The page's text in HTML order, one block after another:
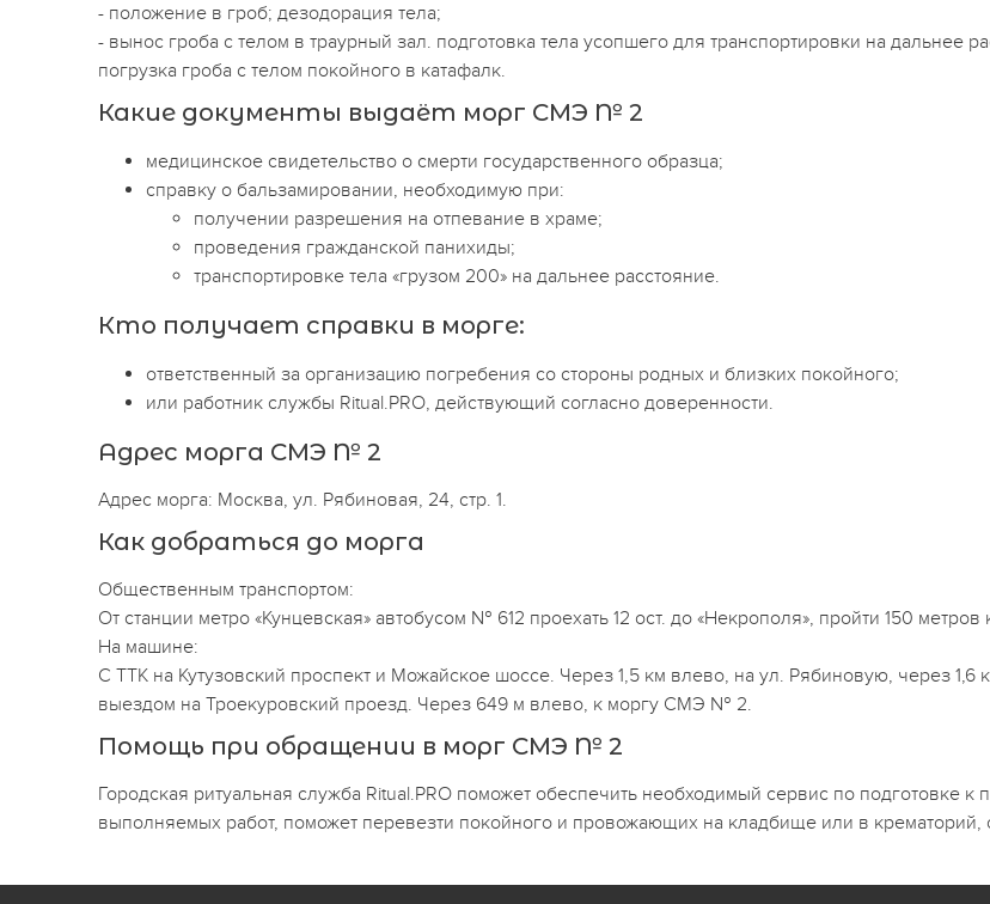
- положение в гроб; дезодорация тела;
- вынос гроба с телом в траурный зал. подготовка тела усопшего для транспортировки на дальнее
погрузка гроба с телом покойного в катафалк.
Какие документы выдаёт морг СМЭ № 2
медицинское свидетельство о смерти государственного образца;
справку о бальзамировании, необходимую при:
получении разрешения на отпевание в храме;
проведения гражданской панихиды;
транспортировке тела «грузом 200» на дальнее расстояние.
Кто получает справки в морге:
ответственный за организацию погребения со стороны родных и близких покойного;
или работник службы Ritual.PRO, действующий согласно доверенности.
Адрес морга СМЭ № 2
Адрес морга: Москва, ул. Рябиновая, 24, стр. 1.
Как добраться до морга
Общественным транспортом:
От станции метро «Кунцевская» автобусом № 612 проехать 12 ост. до «Некрополя», пройти 150
На машине:
С ТТК на Кутузовский проспект и Можайское шоссе. Через 1,5 км влево, на ул. Рябиновую, через 1,6
выездом на Троекуровский проезд. Через 649 м влево, к моргу СМЭ № 2.
Помощь при обращении в морг СМЭ № 2
Городская ритуальная служба Ritual.PRO поможет обеспечить необходимый сервис по подготовке
выполняемых работ, поможет перевезти покойного и провожающих на кладбище или в крематорий,